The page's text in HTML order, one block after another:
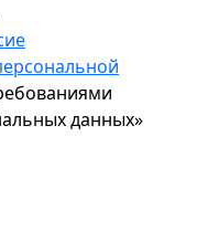
данных»